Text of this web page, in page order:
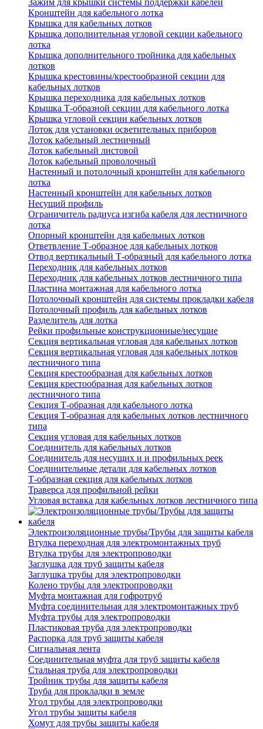
Зажим для крышки системы поддержки кабелей
Кронштейн для кабельного лотка
Крышка для кабельных лотков
Крышка дополнительная угловой секции кабельного
лотка
Крышка дополнительного тройника для кабельных
лотков
Крышка крестовины/крестообразной секции для
кабельных лотков
Крышка переходника для кабельных лотков
Крышка Т-образной секции для кабельного лотка
Крышка угловой секции кабельных лотков
Лоток для установки осветительных приборов
Лоток кабельный лестничный
Лоток кабельный листовой
Лоток кабельный проволочный
Настенный и потолочный кронштейн для кабельного
лотка
Настенный кронштейн для кабельных лотков
Несущий профиль
Ограничитель радиуса изгиба кабеля для лестничного
лотка
Опорный кронштейн для кабельных лотков
Ответвление Т-образное для кабельных лотков
Отвод вертикальный Т-образный для кабельного лотка
Переходник для кабельных лотков
Переходник для кабельных лотков лестничного типа
Пластина монтажная для кабельного лотка
Потолочный кронштейн для системы прокладки кабеля
Потолочный профиль для кабельных лотков
Разделитель для лотка
Рейки профильные конструкционные/несущие
Секция вертикальная угловая для кабельных лотков
Секция вертикальная угловая для кабельных лотков
лестничного типа
Секция крестообразная для кабельных лотков
Секция крестообразная для кабельных лотков
лестничного типа
Секция Т-образная для кабельного лотка
Секция Т-образная для кабельных лотков лестничного
типа
Секция угловая для кабельных лотков
Соединитель для кабельных лотков
Соединитель для несущих и и профильных реек
Соединительные детали для кабельных лотков
Т-образная секция для кабельных лотков
Траверса для профильной рейки
Угловая вставка для кабельных лотков лестничного типа
Электроизоляционные трубы/Трубы для защиты кабеля
Втулка переходная для электромонтажных труб
Втулка трубы для электропроводки
Заглушка для труб защиты кабеля
Заглушка трубы для электропроводки
Колено трубы для электропроводки
Муфта монтажная для гофротруб
Муфта соединительная для электромонтажных труб
Муфта трубы для электропроводки
Пластиковая труба для электропроводки
Распорка для труб защиты кабеля
Сигнальная лента
Соединительная муфта для труб защиты кабеля
Стальная труба для электропроводки
Тройник трубы для защиты кабеля
Труба для прокладки в земле
Угол трубы для электропроводки
Угол трубы защиты кабеля
Хомут для трубы защиты кабеля